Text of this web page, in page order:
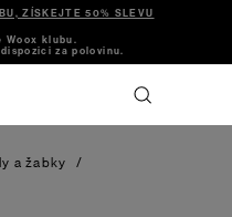
ZÍSKEJTE 50% SLEVU
Woox klubu.
za polovinu.
a žabky
/